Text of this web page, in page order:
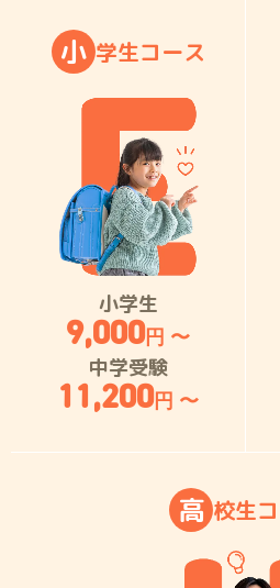
小 学生コース
小学生
9,000円 〜
中学受験
11,200円 〜
高 校生コ